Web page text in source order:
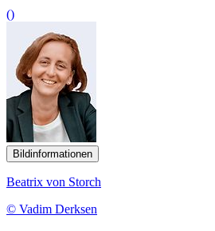
()
Bildinformationen
Beatrix von Storch
© Vadim Derksen